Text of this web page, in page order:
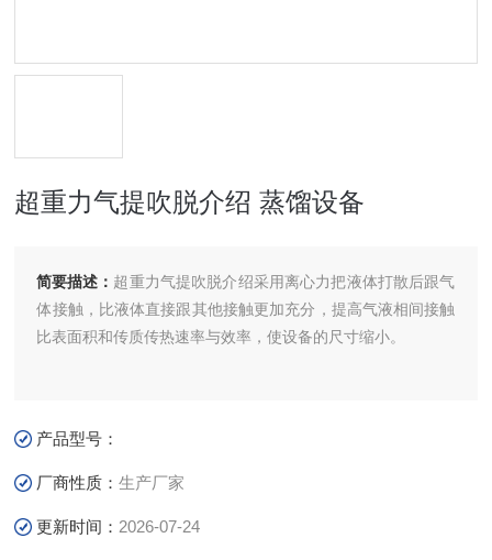
超重力气提吹脱介绍 蒸馏设备
简要描述： 超重力气提吹脱介绍采用离心力把液体打散后跟气
体接触，比液体直接跟其他接触更加充分，提高气液相间接触
比表面积和传质传热速率与效率，使设备的尺寸缩小。
产品型号：
厂商性质：生产厂家
更新时间： 2026-07-24